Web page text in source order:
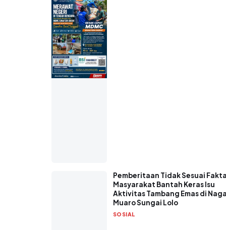
Pemberitaan Tidak Sesuai
Masyarakat Bantah Keras Isu
Aktivitas Tambang Emas di
Muaro Sungai Lolo
SOSIAL